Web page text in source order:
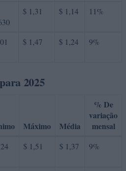
$ 1,31 $ 1,14 11%
$ 1,47 $ 1,24 9%
2025
Máximo Média
% De
variação
mensal
$ 1,51 $ 1,37 9%